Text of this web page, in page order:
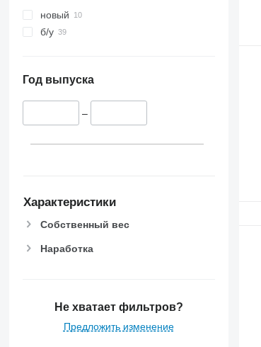
новый
б/у
Год выпуска
–
Характеристики
Собственный вес
Наработка
Не хватает фильтров?
Предложить изменение